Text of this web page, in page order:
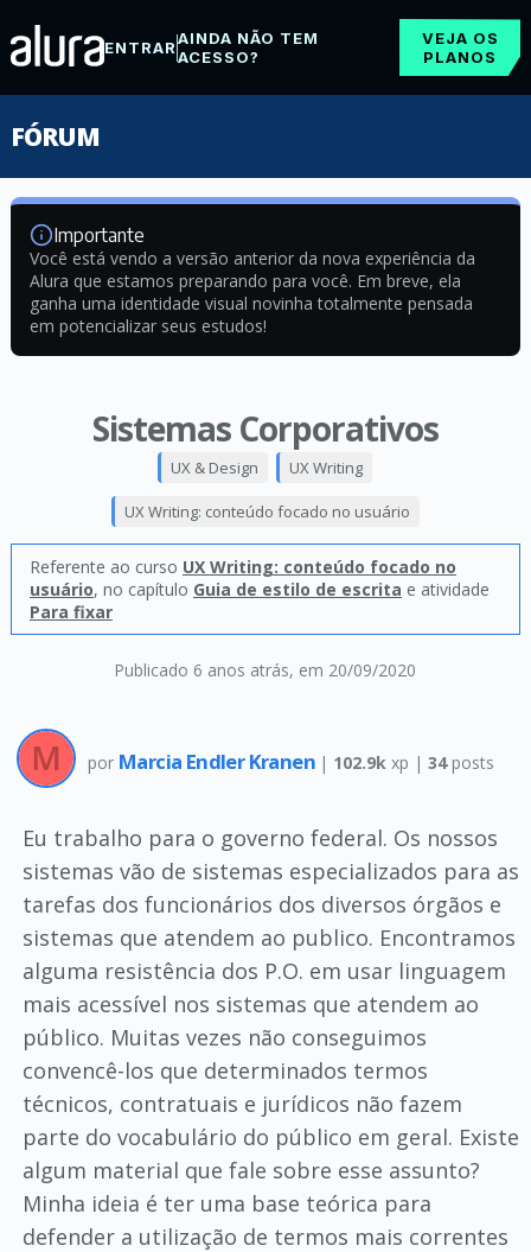
ENTRARAINDA NÃO TEM
ACESSO?
VEJA OS
PLANOS
FÓRUM
Importante
Você está vendo a versão anterior da nova experiência da
Alura que estamos preparando para você. Em breve, ela
ganha uma identidade visual novinha totalmente pensada
em potencializar seus estudos!
Sistemas Corporativos
Publicado 6 anos atrás, em 20/09/2020
UX & Design UX Writing
UX Writing: conteúdo focado no usuário
Referente ao curso UX Writing: conteúdo focado no
usuário, no capítulo Guia de estilo de escrita e atividade
Para fixar
por Marcia Endler Kranen | 102.9k xp |34posts
Eu trabalho para o governo federal. Os nossos
sistemas vão de sistemas especializados para as
tarefas dos funcionários dos diversos órgãos e
sistemas que atendem ao publico. Encontramos
alguma resistência dos P.O. em usar linguagem
mais acessível nos sistemas que atendem ao
público. Muitas vezes não conseguimos
convencê-los que determinados termos
técnicos, contratuais e jurídicos não fazem
parte do vocabulário do público em geral. Existe
algum material que fale sobre esse assunto?
Minha ideia é ter uma base teórica para
defender a utilização de termos mais correntes